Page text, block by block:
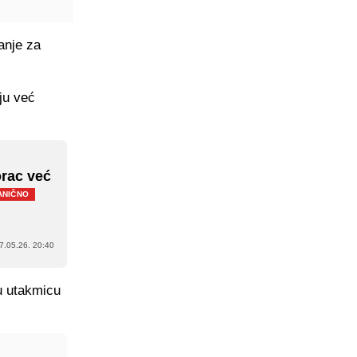
za
već
već
20:40
utakmicu